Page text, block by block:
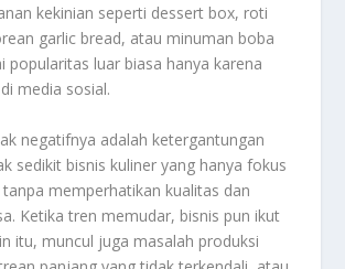
kekinian seperti dessert box, roti
garlic bread, atau minuman boba
popularitas luar biasa hanya karena
media sosial.
negatifnya adalah ketergantungan
sedikit bisnis kuliner yang hanya fokus
memperhatikan kualitas dan
Ketika tren memudar, bisnis pun ikut
itu, muncul juga masalah produksi